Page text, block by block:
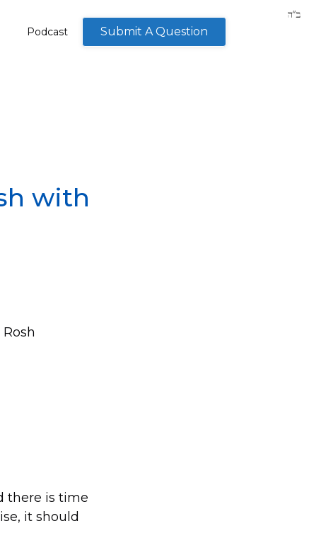
Podcast Submit A Question
with
there is time
it should